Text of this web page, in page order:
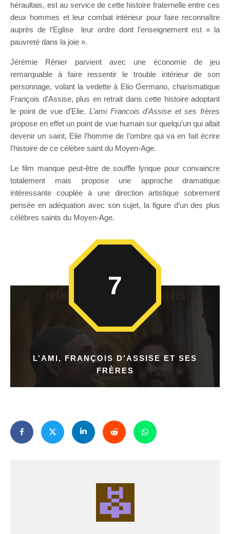
héraultais, est au service de cette histoire fraternelle entre ces
deux hommes et leur combat intérieur pour faire reconnaître
auprès de l’Eglise leur ordre dont l’enseignement est « la
pauvreté dans la joie ».
Jérémie Rénier parvient avec une économie de jeu
remarquable à faire ressentir le trouble intérieur de son
personnage, volant la vedette à Elio Germano, charismatique
François d’Assise, plus en retrait dans cette histoire adoptant
le point de vue d’Elie. L’ami Francois d’Assise et ses frères
propose en effet un point de vue humain sur quelqu’un qui allait
devenir un saint, Elie l’homme de l’ombre qui va en fait écrire
l’histoire de ce célèbre saint du Moyen-Age.
Le film manque peut-être de souffle lyrique pour convaincre
totalement mais propose une approche dramatique
intéressante couplée à une direction artistique sobrement
pensée en adéquation avec son sujet, la figure d’un des plus
célèbres saints du Moyen-Age.
L’AMI, FRANÇOIS D’ASSISE ET SES
FRÈRES
7